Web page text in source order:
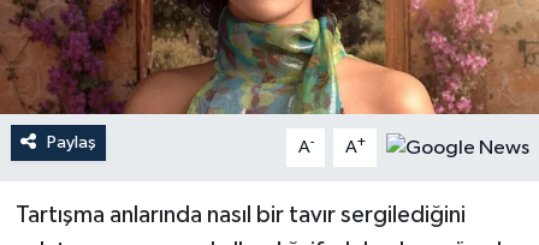
Paylaş A- A+
Tartışma anlarında nasıl bir tavır sergilediğini